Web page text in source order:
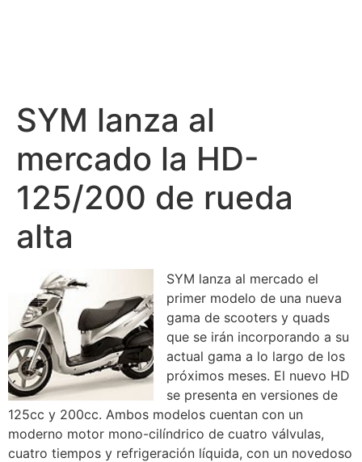
SYM lanza al
mercado la HD-
125/200 de rueda
alta
SYM lanza al mercado el
primer modelo de una nueva
gama de scooters y quads
que se irán incorporando a su
actual gama a lo largo de los
próximos meses. El nuevo HD
se presenta en versiones de
125cc y 200cc. Ambos modelos cuentan con un
moderno motor mono-cilíndrico de cuatro válvulas,
cuatro tiempos y refrigeración líquida, con un novedoso